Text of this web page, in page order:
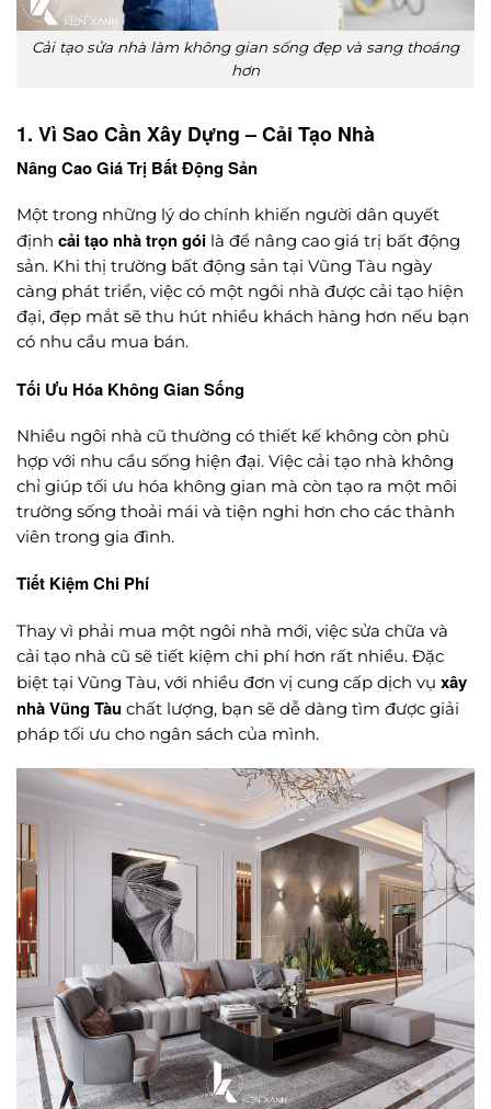
Cải tạo sửa nhà làm không gian sống đẹp và sang thoáng
hơn
1. Vì Sao Cần Xây Dựng – Cải Tạo Nhà
Nâng Cao Giá Trị Bất Động Sản
Một trong những lý do chính khiến người dân quyết
định cải tạo nhà trọn gói là để nâng cao giá trị bất động
sản. Khi thị trường bất động sản tại Vũng Tàu ngày
càng phát triển, việc có một ngôi nhà được cải tạo hiện
đại, đẹp mắt sẽ thu hút nhiều khách hàng hơn nếu bạn
có nhu cầu mua bán.
Tối Ưu Hóa Không Gian Sống
Nhiều ngôi nhà cũ thường có thiết kế không còn phù
hợp với nhu cầu sống hiện đại. Việc cải tạo nhà không
chỉ giúp tối ưu hóa không gian mà còn tạo ra một môi
trường sống thoải mái và tiện nghi hơn cho các thành
viên trong gia đình.
Tiết Kiệm Chi Phí
Thay vì phải mua một ngôi nhà mới, việc sửa chữa và
cải tạo nhà cũ sẽ tiết kiệm chi phí hơn rất nhiều. Đặc
biệt tại Vũng Tàu, với nhiều đơn vị cung cấp dịch vụ xây
nhà Vũng Tàu chất lượng, bạn sẽ dễ dàng tìm được giải
pháp tối ưu cho ngân sách của mình.